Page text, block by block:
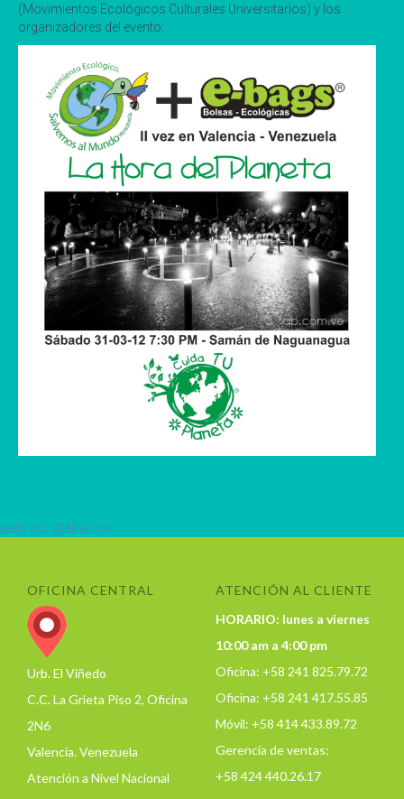
(Movimientos Ecológicos Culturales Universitarios) y los
organizadores del evento.
por @ebagsve
OFICINA CENTRAL
Urb. El Viñedo
C.C. La Grieta Piso 2, Oficina
2N6
Valencia. Venezuela
Atención a Nivel Nacional
ATENCIÓN AL CLIENTE
HORARIO: lunes a viernes
10:00 am a 4:00 pm
Oficina: +58 241 825.79.72
Oficina: +58 241 417.55.85
Móvil: +58 414 433.89.72
Gerencia de ventas:
+58 424 440.26.17